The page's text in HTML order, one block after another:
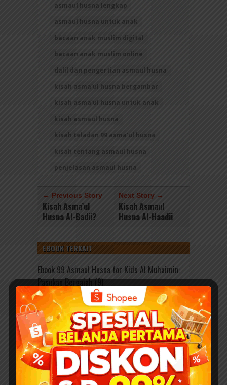
asmaul husna lengkap
asmaul husna untuk anak
bacaan anak muslim digital
bacaan anak muslim online
dalil dan pengertian asmaul husna
kisah asma'ul husna bergambar
kisah asma'ul husna untuk anak
kisah asmaul husna
kisah teladan 99 asma'ul husna
kisah tentang asmaul husna
penjelasan asmaul husna
← Previous Story
Kisah Asma’ul
Husna Al-Badii?
Next Story →
Kisah Asmaul
Husna Al-Haadii
EBOOK TERKAIT
Ebook 99 Asmaul Husna for Kids Al Muhaimin:
Pasukan Bergajah (9)
Ebook 99 Asmaul Husna for Kids Al Mu’min:
Laba-Laba Pelindung (8)
Buku Pintar Aktivitas Anak Shaleh, Mengenal
Asmaul Husna (5)
Download Ebook: Asmaul Husna for Kids; 99